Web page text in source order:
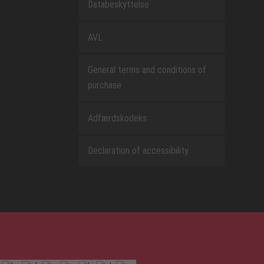
Databeskyttelse
AVL
General terms and conditions of
purchase
Adfærdskodeks
Declaration of accessibility